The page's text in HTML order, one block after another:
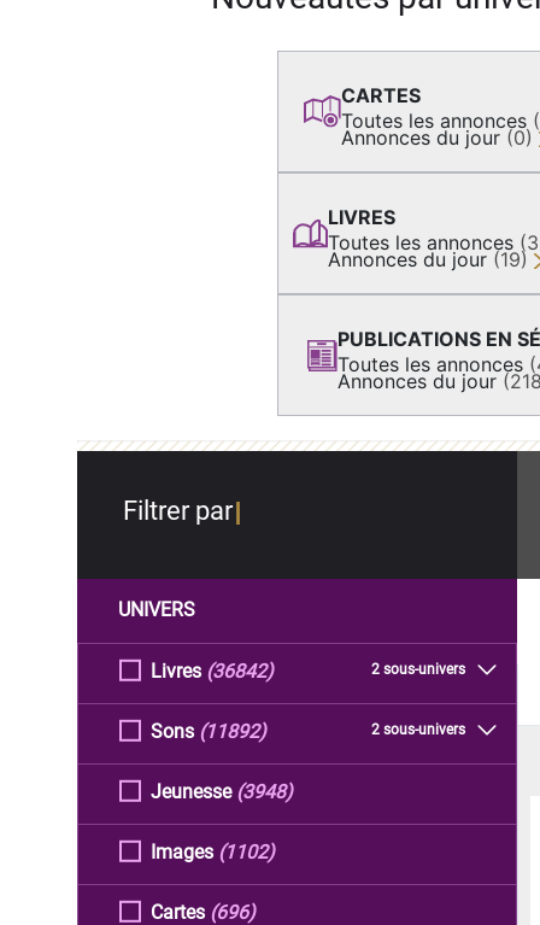
CARTES
Toutes les annonces
Annonces du jour (0)
LIVRES
Toutes les annonces
Annonces du jour (19)
PUBLICATIONS EN
Toutes les annonces
Annonces du jour
Filtrer par
UNIVERS
Livres 2 sous-univers
(36842)
Sons 2 sous-univers
(11892)
Jeunesse (3948)
Images (1102)
Cartes (696)